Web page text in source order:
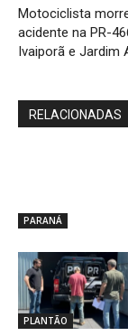
Motociclista
acidente na PR-
Ivaiporã e Jardim
RELACIONADAS
PARANÁ
PLANTÃO